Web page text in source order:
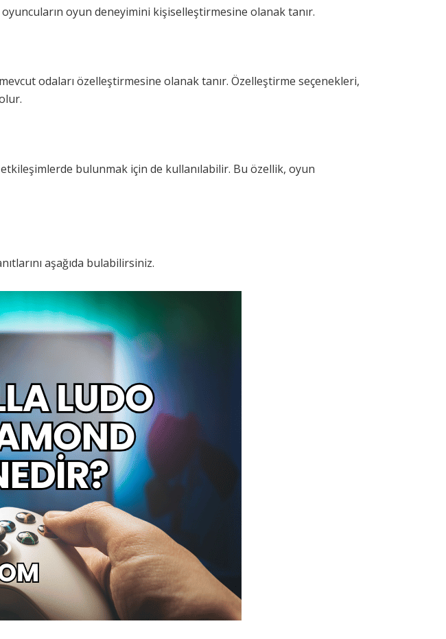
oyun deneyimini kişiselleştirmesine olanak tanır.
odaları özelleştirmesine olanak tanır. Özelleştirme seçenekleri,
bulunmak için de kullanılabilir. Bu özellik, oyun
aşağıda bulabilirsiniz.